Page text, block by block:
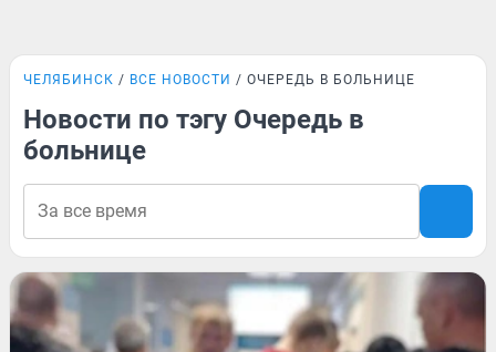
ЧЕЛЯБИНСК ВСЕ НОВОСТИ ОЧЕРЕДЬ В БОЛЬНИЦЕ
Новости по тэгу Очередь в
больнице